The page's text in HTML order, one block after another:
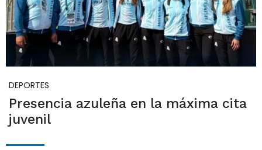
DEPORTES
Presencia azuleña en la máxima cita
juvenil